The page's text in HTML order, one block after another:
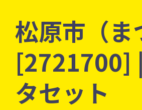
松原市（ま
[2721700]
タセット